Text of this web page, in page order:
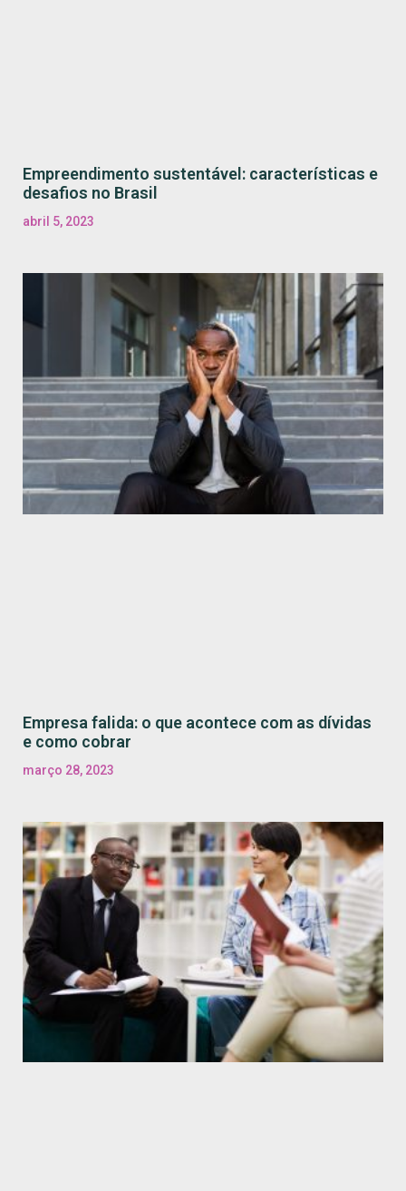
Empreendimento sustentável: características e
desafios no Brasil
abril 5, 2023
Empresa falida: o que acontece com as dívidas
e como cobrar
março 28, 2023